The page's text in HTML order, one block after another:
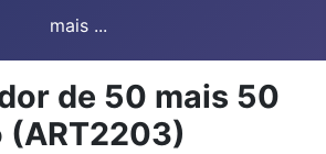
mais ...
de 50 mais 50
(ART2203)